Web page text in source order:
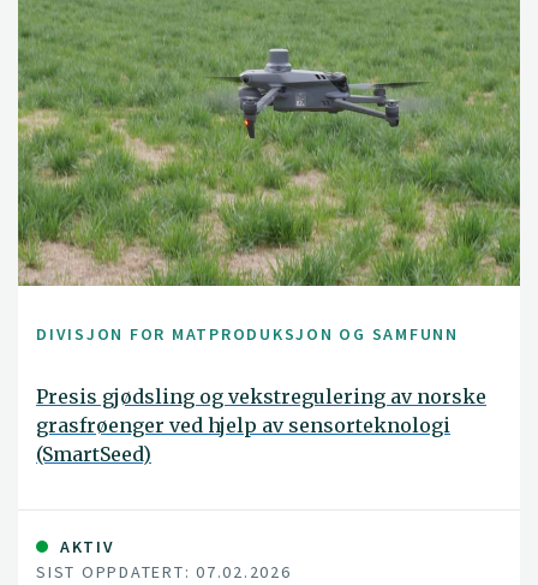
DIVISJON FOR MATPRODUKSJON OG SAMFUNN
Presis gjødsling og vekstregulering av norske
grasfrøenger ved hjelp av sensorteknologi
(SmartSeed)
AKTIV
SIST OPPDATERT: 07.02.2026